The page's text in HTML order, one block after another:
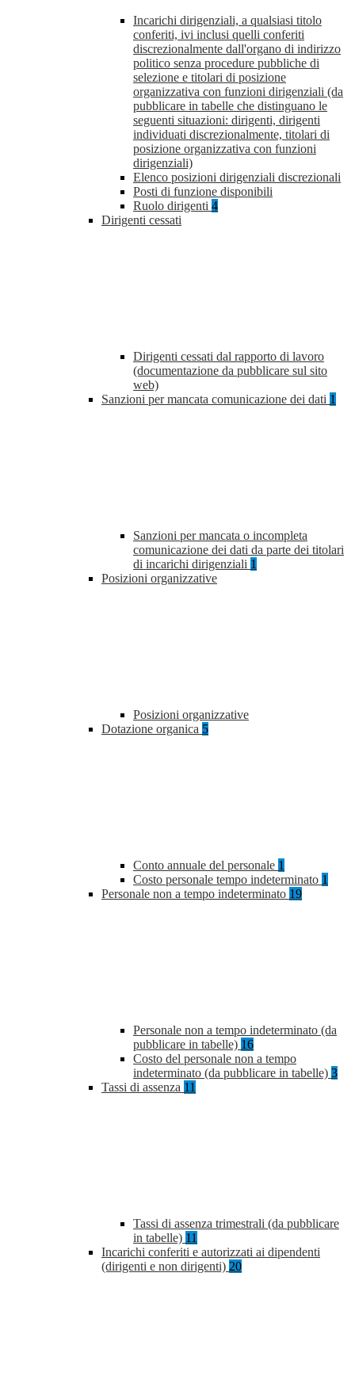
Incarichi dirigenziali, a qualsiasi titolo
conferiti, ivi inclusi quelli conferiti
discrezionalmente dall'organo di indirizzo
politico senza procedure pubbliche di
selezione e titolari di posizione
organizzativa con funzioni dirigenziali (da
pubblicare in tabelle che distinguano le
seguenti situazioni: dirigenti, dirigenti
individuati discrezionalmente, titolari di
posizione organizzativa con funzioni
dirigenziali)
Elenco posizioni dirigenziali discrezionali
Posti di funzione disponibili
Ruolo dirigenti 4
Dirigenti cessati
Dirigenti cessati dal rapporto di lavoro
(documentazione da pubblicare sul sito
web)
Sanzioni per mancata comunicazione dei dati 1
Sanzioni per mancata o incompleta
comunicazione dei dati da parte dei titolari
di incarichi dirigenziali 1
Posizioni organizzative
Posizioni organizzative
Dotazione organica 5
Conto annuale del personale 1
Costo personale tempo indeterminato 1
Personale non a tempo indeterminato 19
Personale non a tempo indeterminato (da
pubblicare in tabelle) 16
Costo del personale non a tempo
indeterminato (da pubblicare in tabelle) 3
Tassi di assenza 11
Tassi di assenza trimestrali (da pubblicare
in tabelle) 11
Incarichi conferiti e autorizzati ai dipendenti
(dirigenti e non dirigenti) 20